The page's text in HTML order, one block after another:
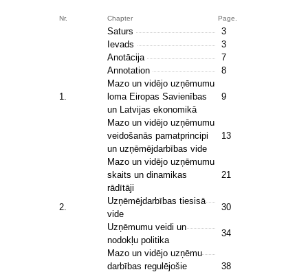
Nr. Chapter Page.
Saturs
3
Ievads
3
Anotācija
7
Annotation
8
1.
Mazo un vidējo uzņēmumu
loma Eiropas Savienības
un Latvijas ekonomikā
9
Mazo un vidējo uzņēmumu
veidošanās pamatprincipi
un uzņēmējdarbības vide
13
Mazo un vidējo uzņēmumu
skaits un dinamikas
rādītāji
21
2.
Uzņēmējdarbības tiesisā
vide
30
Uzņēmumu veidi un
nodokļu politika
34
Mazo un vidējo uzņēmu
darbības regulējošie
38